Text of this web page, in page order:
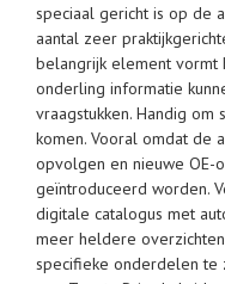
speciaal gericht is op de
aantal zeer
belangrijk element vormt
onderling informatie
vraagstukken. Handig
komen. Vooral omdat de
opvolgen en nieuwe OE-
geïntroduceerd worden.
digitale catalogus met
meer heldere
specifieke onderdelen te